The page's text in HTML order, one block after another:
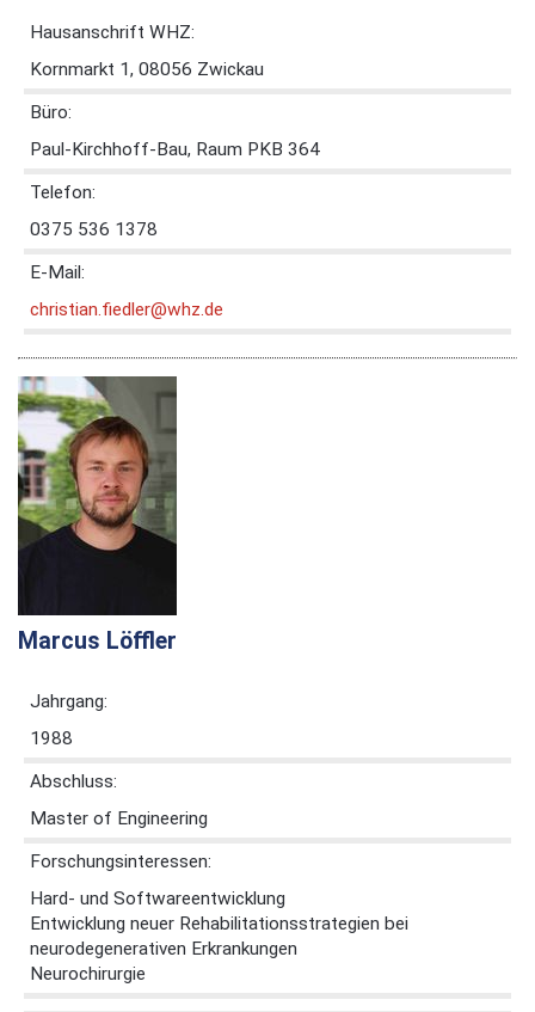
Hausanschrift WHZ:
Kornmarkt 1, 08056 Zwickau
Büro:
Paul-Kirchhoff-Bau, Raum PKB 364
Telefon:
0375 536 1378
E-Mail:
christian.fiedler@whz.de
Marcus Löffler
Jahrgang:
1988
Abschluss:
Master of Engineering
Forschungsinteressen:
Hard- und Softwareentwicklung
Entwicklung neuer Rehabilitationsstrategien bei
neurodegenerativen Erkrankungen
Neurochirurgie